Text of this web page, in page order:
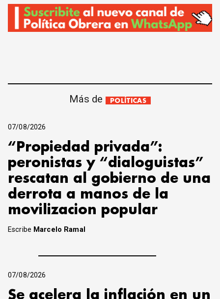
Más de POLÍTICAS
07/08/2026
“Propiedad privada”:
peronistas y “dialoguistas”
rescatan al gobierno de una
derrota a manos de la
movilizacion popular
Escribe Marcelo Ramal
07/08/2026
Se acelera la inflación en un